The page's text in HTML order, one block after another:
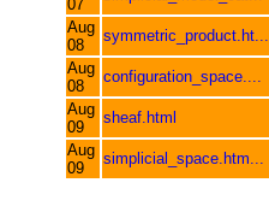
07
Aug
08
symmetric_product.ht...
Aug
08
configuration_space....
Aug
09
sheaf.html
Aug
09
simplicial_space.htm...